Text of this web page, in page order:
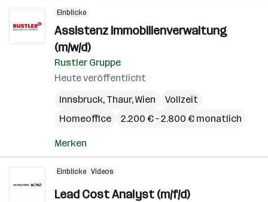
Einblicke
Assistenz Immobilienverwaltung
(m/w/d)
Rustler Gruppe
Heute veröffentlicht
Innsbruck, Thaur,Wien
Vollzeit
Homeoffice
2.200 € – 2.800 € monatlich
Merken
Einblicke Videos
Lead Cost Analyst (m/f/d)